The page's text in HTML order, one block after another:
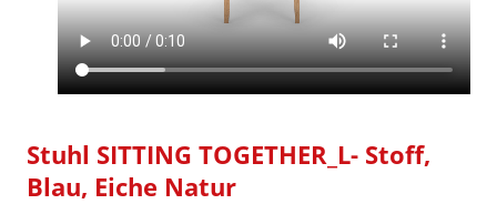
Stuhl SITTING TOGETHER_L- Stoff,
Blau, Eiche Natur